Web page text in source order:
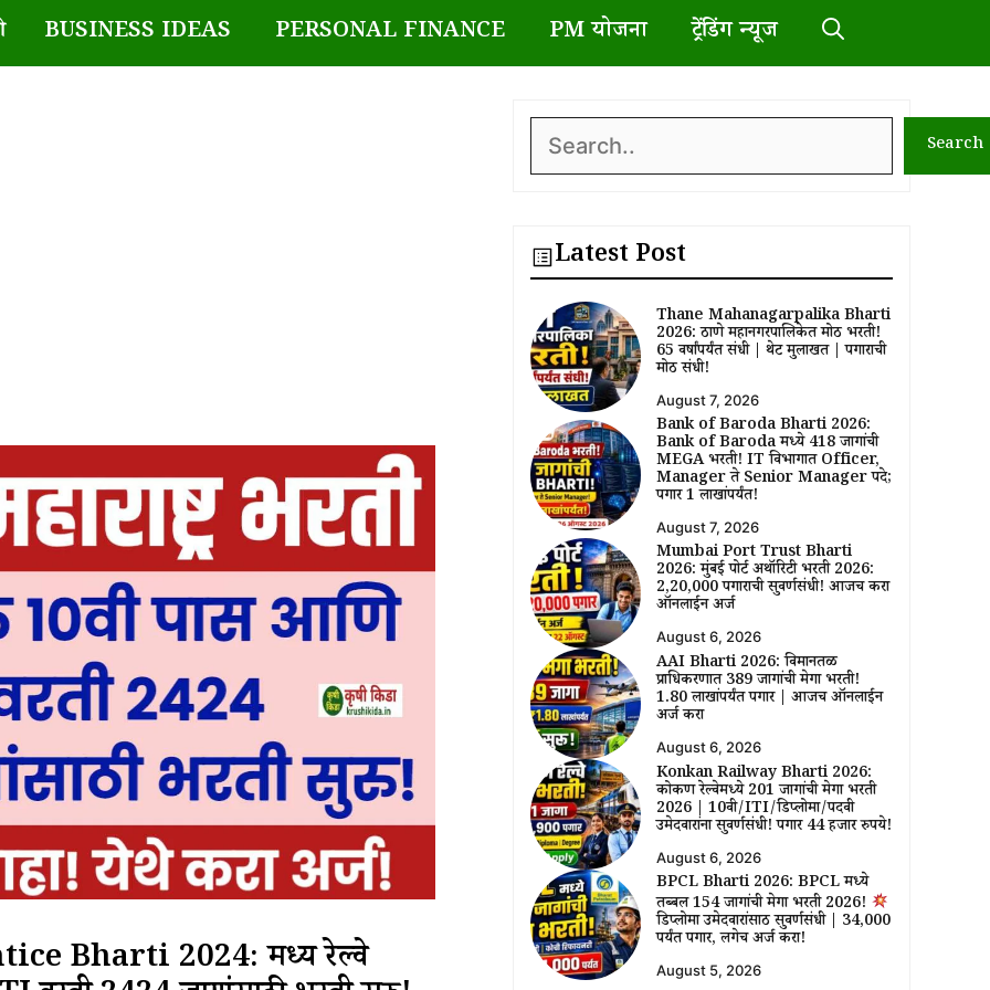
BUSINESS IDEAS PERSONAL FINANCE PM योजना ट्रेंडिंग न्यूज
Bharti 2024: मध्य रेल्वे
Search Search
Latest Post
Thane Mahanagarpalika Bharti
2026: ठाणे महानगरपालिकेत मोठी भरती!
65 वर्षांपर्यंत संधी | थेट मुलाखत | पगाराची
मोठी संधी!
August 7, 2026
Bank of Baroda Bharti 2026:
Bank of Baroda मध्ये 418 जागांची
MEGA भरती! IT विभागात Officer,
Manager ते Senior Manager पदे;
पगार ₹1 लाखांपर्यंत!
August 7, 2026
Mumbai Port Trust Bharti
2026: मुंबई पोर्ट अथॉरिटी भरती 2026:
₹2,20,000 पगाराची सुवर्णसंधी! आजच करा
ऑनलाईन अर्ज
August 6, 2026
AAI Bharti 2026: विमानतळ
प्राधिकरणात 389 जागांची मेगा भरती!
₹1.80 लाखांपर्यंत पगार | आजच ऑनलाईन
अर्ज करा
August 6, 2026
Konkan Railway Bharti 2026:
कोकण रेल्वेमध्ये 201 जागांची मेगा भरती
2026 | 10वी/ITI/डिप्लोमा/पदवी
उमेदवारांना सुवर्णसंधी! पगार 44 हजार रुपये!
August 6, 2026
BPCL Bharti 2026: BPCL मध्ये
तब्बल 154 जागांची मेगा भरती 2026!
डिप्लोमा उमेदवारांसाठी सुवर्णसंधी | ₹34,000
पर्यंत पगार, लगेच अर्ज करा!
August 5, 2026